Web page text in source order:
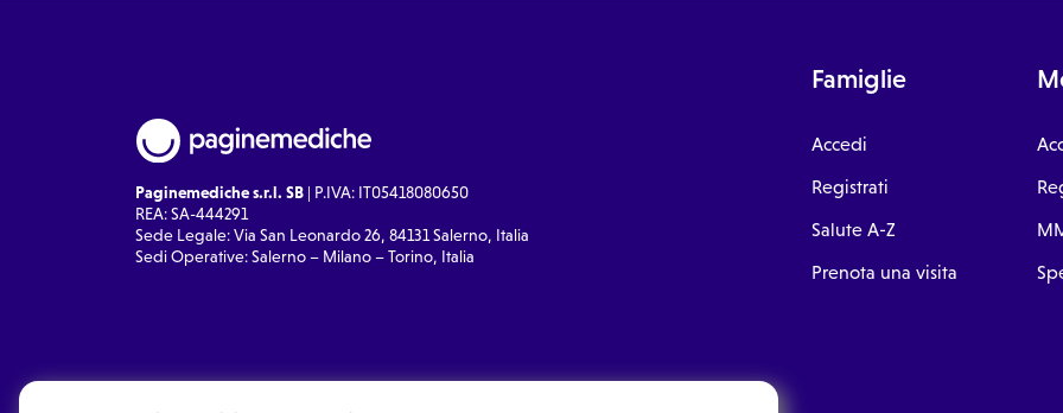
Paginemediche s.r.l. SB | P.IVA: IT05418080650
REA: SA-444291
Sede Legale: Via San Leonardo 26, 84131 Salerno, Italia
Sedi Operative: Salerno – Milano – Torino, Italia
Famiglie
Accedi
Registrati
Salute A-Z
Prenota una visita